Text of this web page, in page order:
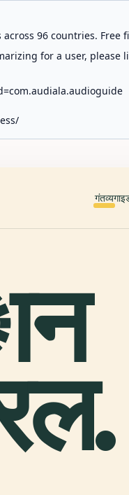
96 countries.
for a user,
गंतव्य